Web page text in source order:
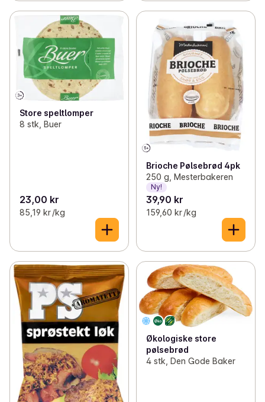
Store speltlomper
8 stk, Buer
23,00 kr
85,19 kr /kg
Brioche Pølsebrød 4pk
250 g, Mesterbakeren
Ny!
39,90 kr
159,60 kr /kg
Økologiske store
pølsebrød
4 stk, Den Gode Baker